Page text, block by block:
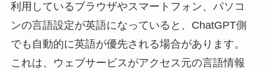
利用しているブラウザやスマートフォン、パソコ
ンの言語設定が英語になっていると、ChatGPT側
でも自動的に英語が優先される場合があります。
これは、ウェブサービスがアクセス元の言語情報